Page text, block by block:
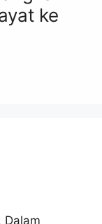
ke
Dalam